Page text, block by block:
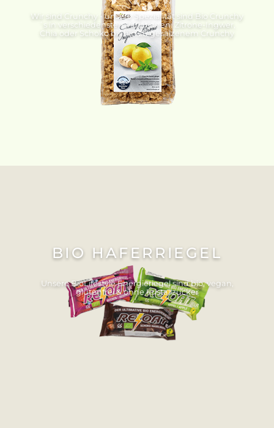
Wir sind Crunchy - unsere Spezialität sind Bio Crunchy
´s in verschiedensten Variationen. Zitrone-Ingwer,
Chia oder Schoko bis hin zu gesalzenem Crunchy
BIO HAFERRIEGEL
Unsere BioLifestyle Energieriegel sind bio, vegan,
glutenfrei & ohne Kristallzucker